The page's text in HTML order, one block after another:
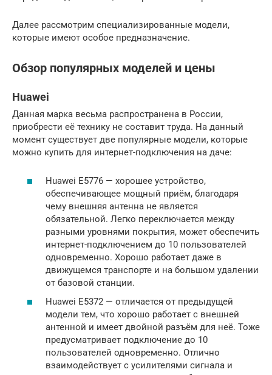
Далее рассмотрим специализированные модели,
которые имеют особое предназначение.
Обзор популярных моделей и цены
Huawei
Данная марка весьма распространена в России,
приобрести её технику не составит труда. На данный
момент существует две популярные модели, которые
можно купить для интернет-подключения на даче:
Huawei E5776 — хорошее устройство,
обеспечивающее мощный приём, благодаря
чему внешняя антенна не является
обязательной. Легко переключается между
разными уровнями покрытия, может обеспечить
интернет-подключением до 10 пользователей
одновременно. Хорошо работает даже в
движущемся транспорте и на большом удалении
от базовой станции.
Huawei E5372 — отличается от предыдущей
модели тем, что хорошо работает с внешней
антенной и имеет двойной разъём для неё. Тоже
предусматривает подключение до 10
пользователей одновременно. Отлично
взаимодействует с усилителями сигнала и